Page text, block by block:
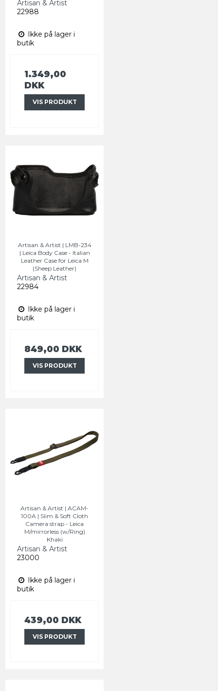
Artisan & Artist
22988
Ikke på lager i
butik
1.349,00
DKK
VIS PRODUKT
Artisan & Artist | LMB-234
| Leica Body Case - Italian
Leather Case for Leica M
(Sheep Leather)
Artisan & Artist
22984
Ikke på lager i
butik
849,00 DKK
VIS PRODUKT
Artisan & Artist | ACAM-
100A | Slim & Soft Cloth
Camera strap - Leica
M/mirrorless (w/Ring)
Khaki
Artisan & Artist
23000
Ikke på lager i
butik
439,00 DKK
VIS PRODUKT